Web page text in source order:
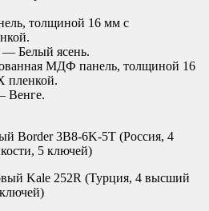
толщиной 16 мм с
— Белый ясень.
МДФ панель, толщиной 16
пленкой.
Венге.
Border 3B8-6K-5Т (Россия, 4
5 ключей)
Kale 252R (Турция, 4 высший